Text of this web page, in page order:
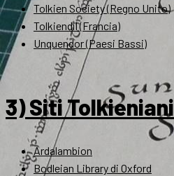
Tolkien Society (Regno Unito)
Tolkiendil (Francia)
Unquendor (Paesi Bassi)
3) Siti Tolkieniani
Ardalambion
Bodleian Library di Oxford